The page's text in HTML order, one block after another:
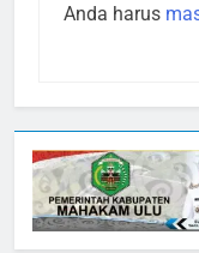
Anda harus